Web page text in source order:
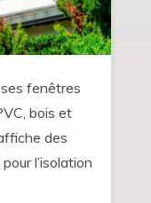
type
de
privilégier
pour
votre
maison
fenêtres
bois et
des
l’isolation